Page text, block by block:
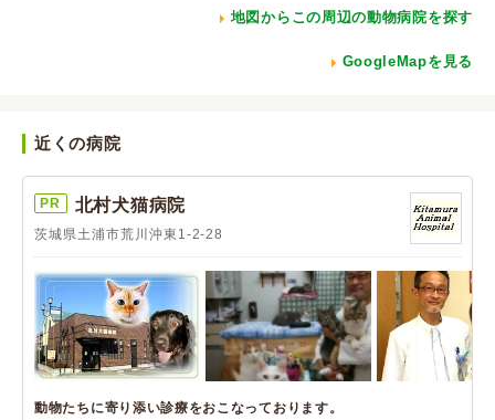
地図からこの周辺の動物病院を探す
GoogleMapを見る
近くの病院
PR 北村犬猫病院
茨城県土浦市荒川沖東1-2-28
動物たちに寄り添い診療をおこなっております。